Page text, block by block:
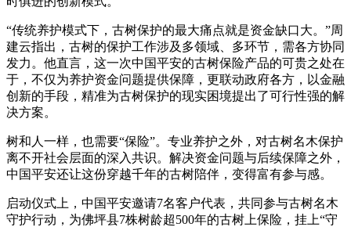
“传统养护模式下，古树保护的最大痛点就是资金缺口大。”周
建云指出，古树的保护工作涉及多领域、多环节，需各方协同
发力。他直言，这一次中国平安的古树保险产品的可贵之处在
于，不仅为养护资金问题提供保障，更联动政府各方，以金融
创新的手段，精准为古树保护的现实困境提出了可行性强的解
决方案。
树和人一样，也需要“保险”。专业养护之外，对古树名木保护
离不开社会层面的深入共识。解决资金问题与后续保障之外，
中国平安还让这份穿越千年的古树陪伴，变得富有参与感。
启动仪式上，中国平安邀请7名客户代表，共同参与古树名木
守护行动，为佛坪县7株树龄超500年的古树上保险，挂上“守